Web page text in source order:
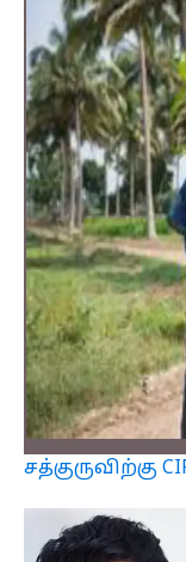
சத்குருவிற்கு